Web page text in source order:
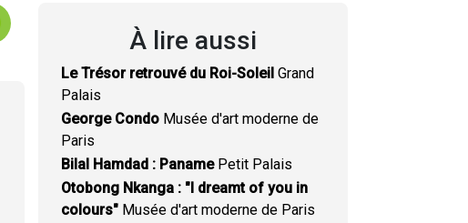
À lire aussi
Le Trésor retrouvé du Roi-Soleil Grand
Palais
George Condo Musée d'art moderne de
Paris
Bilal Hamdad : PanamePetit Palais
Otobong Nkanga : "I dreamt of you in
colours" Musée d'art moderne de Paris